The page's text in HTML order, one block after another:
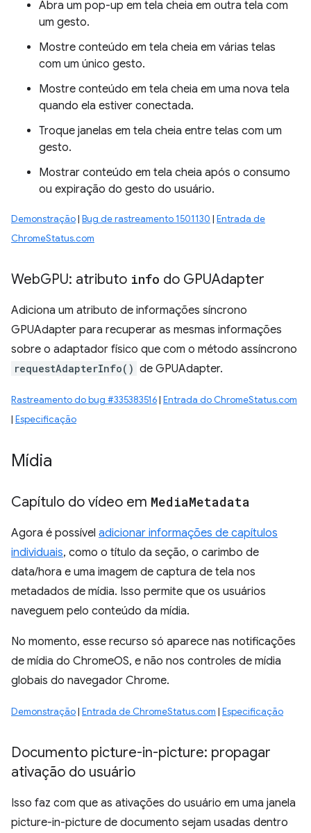
Abra um pop-up em tela cheia em outra tela com
um gesto.
Mostre conteúdo em tela cheia em várias telas
com um único gesto.
Mostre conteúdo em tela cheia em uma nova tela
quando ela estiver conectada.
Troque janelas em tela cheia entre telas com um
gesto.
Mostrar conteúdo em tela cheia após o consumo
ou expiração do gesto do usuário.
Demonstração| Bug de rastreamento 1501130 | Entrada de
ChromeStatus.com
WebGPU: atributo info do GPUAdapter
Adiciona um atributo de informações síncrono
GPUAdapter para recuperar as mesmas informações
sobre o adaptador físico que com o método assíncrono
requestAdapterInfo() de GPUAdapter.
Rastreamento do bug #335383516| Entrada do ChromeStatus.com
| Especificação
Mídia
Capítulo do vídeo em MediaMetadata
Agora é possível adicionar informações de capítulos
individuais, como o título da seção, o carimbo de
data/hora e uma imagem de captura de tela nos
metadados de mídia. Isso permite que os usuários
naveguem pelo conteúdo da mídia.
No momento, esse recurso só aparece nas notificações
de mídia do ChromeOS, e não nos controles de mídia
globais do navegador Chrome.
Demonstração| Entrada de ChromeStatus.com | Especificação
Documento picture-in-picture: propagar
ativação do usuário
Isso faz com que as ativações do usuário em uma janela
picture-in-picture de documento sejam usadas dentro